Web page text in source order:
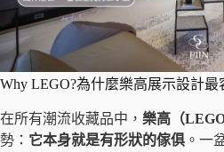
Why LEGO?為什麼樂高展示設計最
在所有潮流收藏品中， 樂高（
勢： 它本身就是有形狀的傢俱 。一